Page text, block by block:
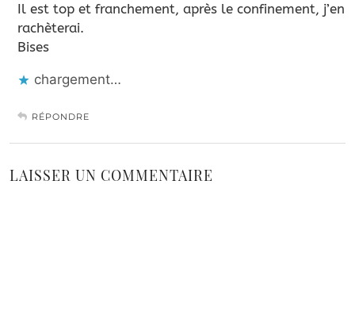
Il est top et franchement, après le confinement, j’en
rachèterai.
Bises
chargement…
RÉPONDRE
LAISSER UN COMMENTAIRE